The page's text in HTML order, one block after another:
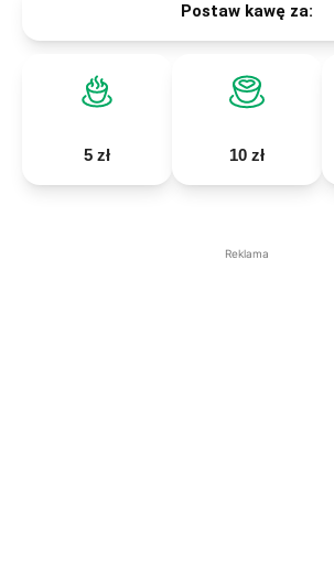
Postaw kawę za:
5 zł 10 zł
Reklama